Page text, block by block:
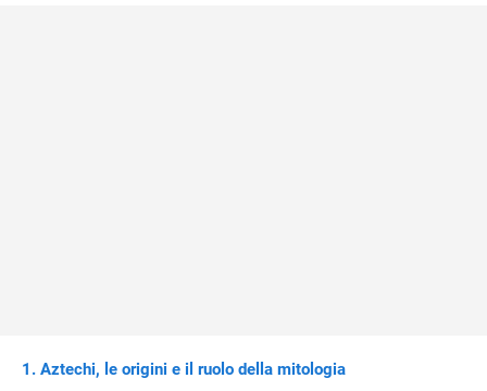
Aztechi, le origini e il ruolo della mitologia